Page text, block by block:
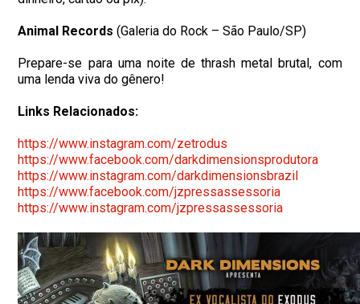
Animal Records (Galeria do Rock – São Paulo/SP)
​Prepare-se para uma noite de thrash metal brutal, com
uma lenda viva do gênero!
Links Relacionados:
https://www.instagram.com/zetrodus
https://www.facebook.com/darkdimensionsprodutora
https://www.instagram.com/darkdimensionsbrazil
https://www.facebook.com/jzpressassessoria
https://www.instagram.com/jzpressassessoria